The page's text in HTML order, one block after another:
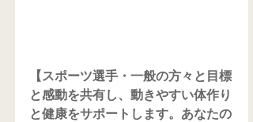
【スポーツ選手・一般の方々と目標
と感動を共有し、動きやすい体作り
と健康をサポートします。あなたの